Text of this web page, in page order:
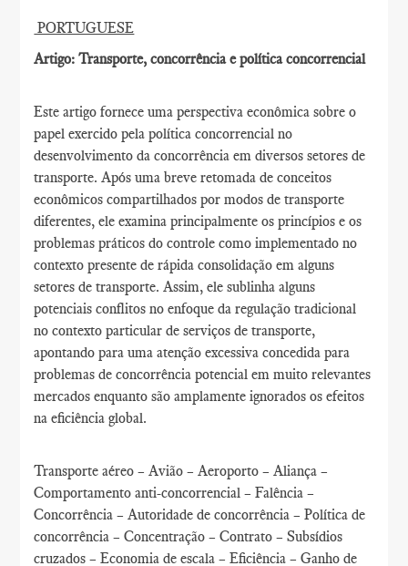
PORTUGUESE
Artigo: Transporte, concorrência e política concorrencial
Este artigo fornece uma perspectiva econômica sobre o
papel exercido pela política concorrencial no
desenvolvimento da concorrência em diversos setores de
transporte. Após uma breve retomada de conceitos
econômicos compartilhados por modos de transporte
diferentes, ele examina principalmente os princípios e os
problemas práticos do controle como implementado no
contexto presente de rápida consolidação em alguns
setores de transporte. Assim, ele sublinha alguns
potenciais conflitos no enfoque da regulação tradicional
no contexto particular de serviços de transporte,
apontando para uma atenção excessiva concedida para
problemas de concorrência potencial em muito relevantes
mercados enquanto são amplamente ignorados os efeitos
na eficiência global.
Transporte aéreo – Avião – Aeroporto – Aliança –
Comportamento anti-concorrencial – Falência –
Concorrência – Autoridade de concorrência – Política de
concorrência – Concentração – Contrato – Subsídios
cruzados – Economia de escala – Eficiência – Ganho de